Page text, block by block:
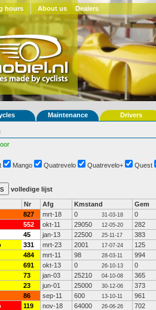
hours About us Dealers
Maintenance Drivers
Mango Quatrevelo Quatrevelo+ Quest
volledige lijst
Nr Afg Kmstand Gem
827 mrt-18 0 31-03-18 0
552 okt-11 29050 12-05-20 282
45 jan-13 22500 25-11-17 383
331 mrt-23 2001 17-07-24 125
484 mrt-11 98 28-03-11 994
691 okt-13 0 26-10-13 0
73 jan-03 25210 04-10-08 365
23 jun-01 25000 30-12-06 373
86 sep-11 600 13-10-11 961
119 nov-18 64000 26-06-26 702